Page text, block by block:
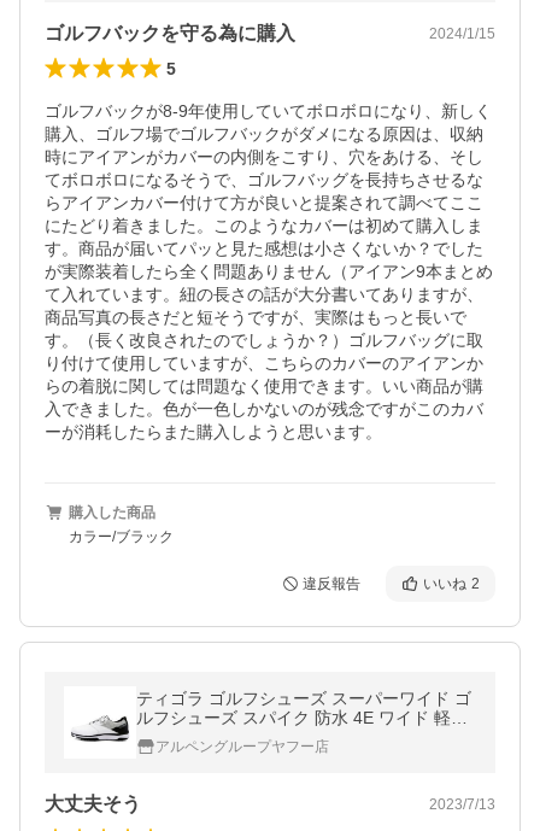
ゴルフバックを守る為に購入 2024/1/15
5
ゴルフバックが8-9年使用していてボロボロになり、新しく
購入、ゴルフ場でゴルフバックがダメになる原因は、収納
時にアイアンがカバーの内側をこすり、穴をあける、そし
てボロボロになるそうで、ゴルフバッグを長持ちさせるな
らアイアンカバー付けて方が良いと提案されて調べてここ
にたどり着きました。このようなカバーは初めて購入しま
す。商品が届いてパッと見た感想は小さくないか？でした
が実際装着したら全く問題ありません（アイアン9本まとめ
て入れています。紐の長さの話が大分書いてありますが、
商品写真の長さだと短そうですが、実際はもっと長いで
す。（長く改良されたのでしょうか？）ゴルフバッグに取
り付けて使用していますが、こちらのカバーのアイアンか
らの着脱に関しては問題なく使用できます。いい商品が購
入できました。色が一色しかないのが残念ですがこのカバ
ーが消耗したらまた購入しようと思います。
購入した商品
カラー/ブラック
違反報告 いいね 2
ティゴラ ゴルフシューズ スーパーワイド ゴ
ルフシューズ スパイク 防水 4E ワイド 軽量
TR-0S1032 メンズ ゴルフ ダイヤル式スパイ
ク 4E : ホワイト TIGORA
アルペングループヤフー店
大丈夫そう 2023/7/13